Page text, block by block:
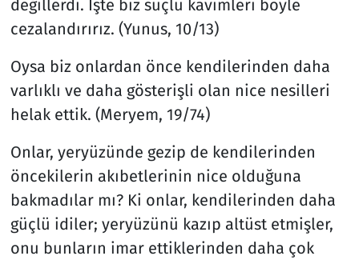
değillerdi. İşte biz suçlu kavimleri böyle
cezalandırırız. (Yunus, 10/13)
Oysa biz onlardan önce kendilerinden daha
varlıklı ve daha gösterişli olan nice nesilleri
helak ettik. (Meryem, 19/74)
Onlar, yeryüzünde gezip de kendilerinden
öncekilerin akıbetlerinin nice olduğuna
bakmadılar mı? Ki onlar, kendilerinden daha
güçlü idiler; yeryüzünü kazıp altüst etmişler,
onu bunların imar ettiklerinden daha çok